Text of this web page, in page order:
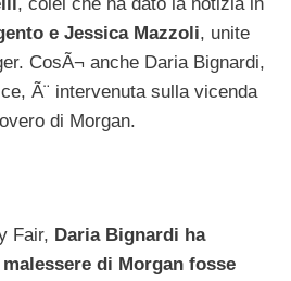
e Jessica Mazzoli, unite
CosÃ¬ anche Daria Bignardi,
Ã¨ intervenuta sulla vicenda
di Morgan.
Fair, Daria Bignardi ha
di Morgan fosse